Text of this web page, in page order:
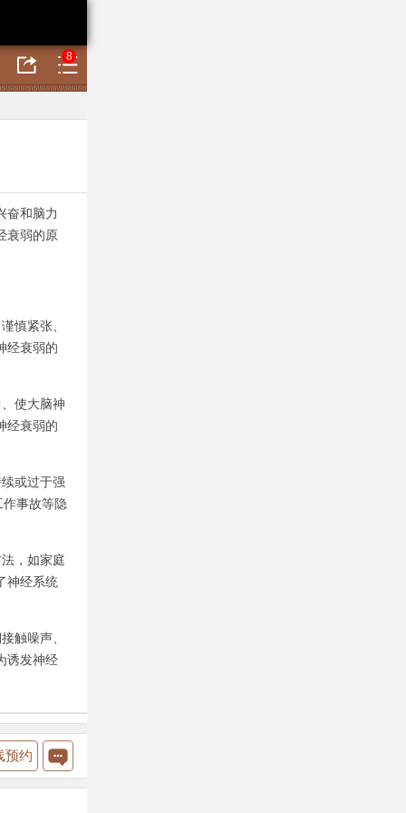
8
奋和脑力
衰弱的原
慎紧张、
经衰弱的
使大脑神
经衰弱的
或过于强
事故等隐
，如家庭
神经系统
触噪声、
诱发神经
预约